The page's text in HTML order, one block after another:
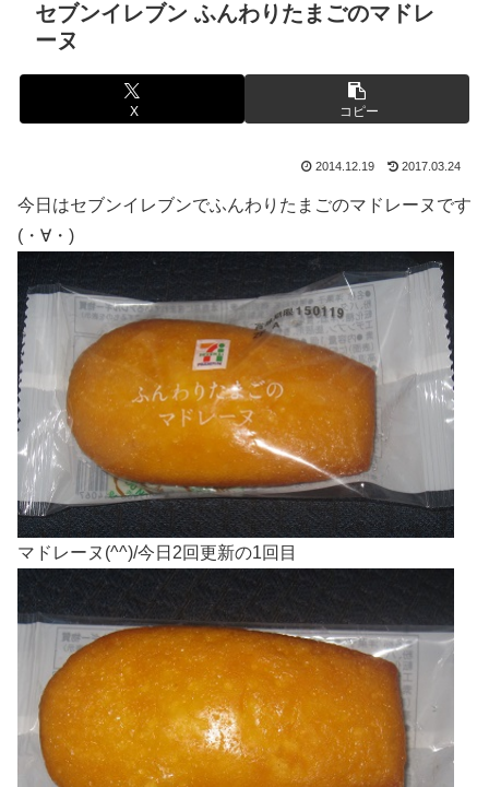
セブンイレブン ふんわりたまごのマドレ
ーヌ
X コピー
2014.12.19 2017.03.24
今日はセブンイレブンでふんわりたまごのマドレーヌです
(・∀・)
マドレーヌ(^^)/今日2回更新の1回目